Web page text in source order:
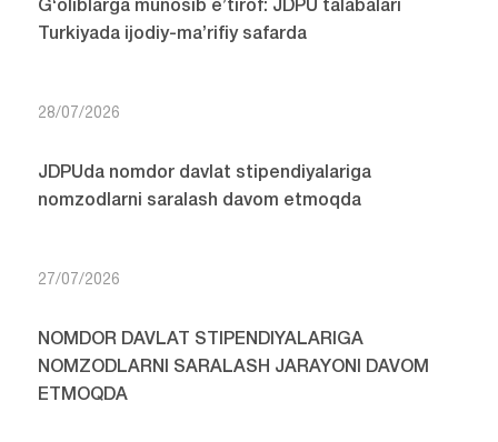
G‘oliblarga munosib e’tirof: JDPU talabalari
Turkiyada ijodiy-ma’rifiy safarda
28/07/2026
JDPUda nomdor davlat stipendiyalariga
nomzodlarni saralash davom etmoqda
27/07/2026
NOMDOR DAVLAT STIPENDIYALARIGA
NOMZODLARNI SARALASH JARAYONI DAVOM
ETMOQDA